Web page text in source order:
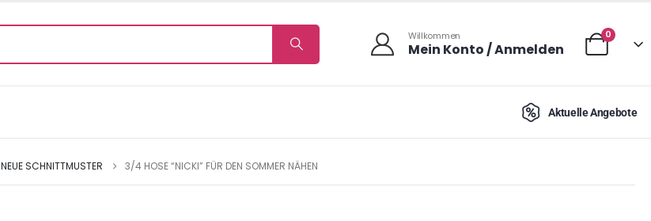
Willkommen
Mein Konto / Anmelden
0
Aktuelle Angebote
NEUE SCHNITTMUSTER 3/4 HOSE “NICKI” FÜR DEN SOMMER NÄHEN